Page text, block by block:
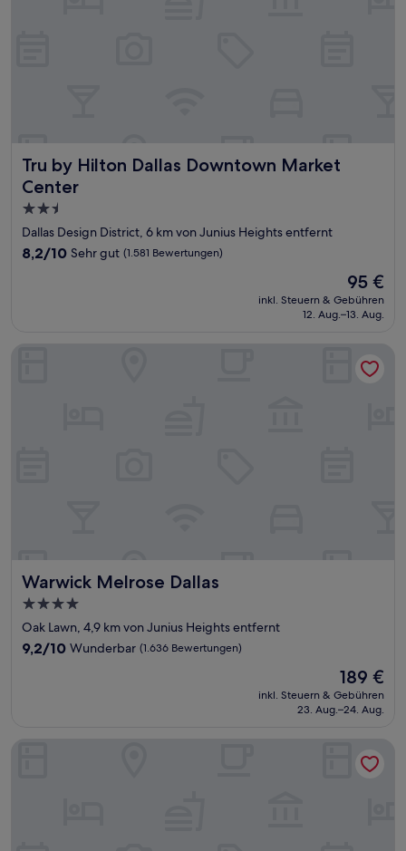
Tru by Hilton Dallas Downtown Market
Center
Tru by Hilton Dallas Downtown Market Center
2.5-
Sterne-
Unterkunft
Dallas Design District, 6 km von Junius Heights entfernt
8.2
Bewertungen)
8,2/10 Sehr gut (1.581 Bewertungen)
Der
Preis
beträgt
95 €
inkl. Steuern & Gebühren
12. Aug.–13. Aug.
Warwick Melrose Dallas
Warwick Melrose Dallas
4.0-
Sterne-
Unterkunft
Oak Lawn, 4,9 km von Junius Heights entfernt
9.2
9,2/10 Wunderbar (1.636 Bewertungen)
Der
Preis
beträgt
189 €
inkl. Steuern & Gebühren
23. Aug.–24. Aug.
Lorenzo Hotel Dallas, Tapestry Collection by Hilton